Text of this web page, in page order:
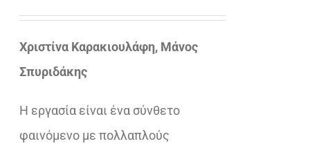
price
was:
τρέχουσα
τιμή
Χριστίνα Καρακιουλάφη, Μάνος
Σπυριδάκης
Η εργασία είναι ένα σύνθετο
φαινόμενο με πολλαπλούς